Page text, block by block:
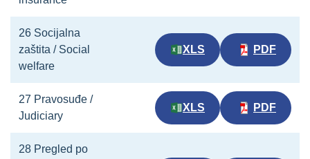
26 Socijalna
zaštita / Social
welfare
XLS PDF
27 Pravosuđe /
Judiciary
XLS PDF
28 Pregled po